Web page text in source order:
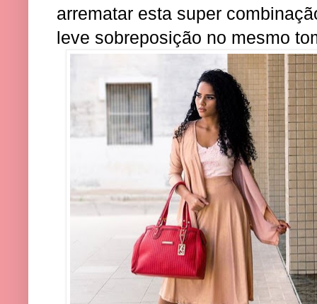
arrematar esta super
leve sobreposição no mesmo